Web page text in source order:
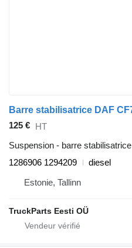
125 € HT
Suspension - barre stabilisatrice
1286906 1294209
diesel
Estonie, Tallinn
TruckParts Eesti OÜ